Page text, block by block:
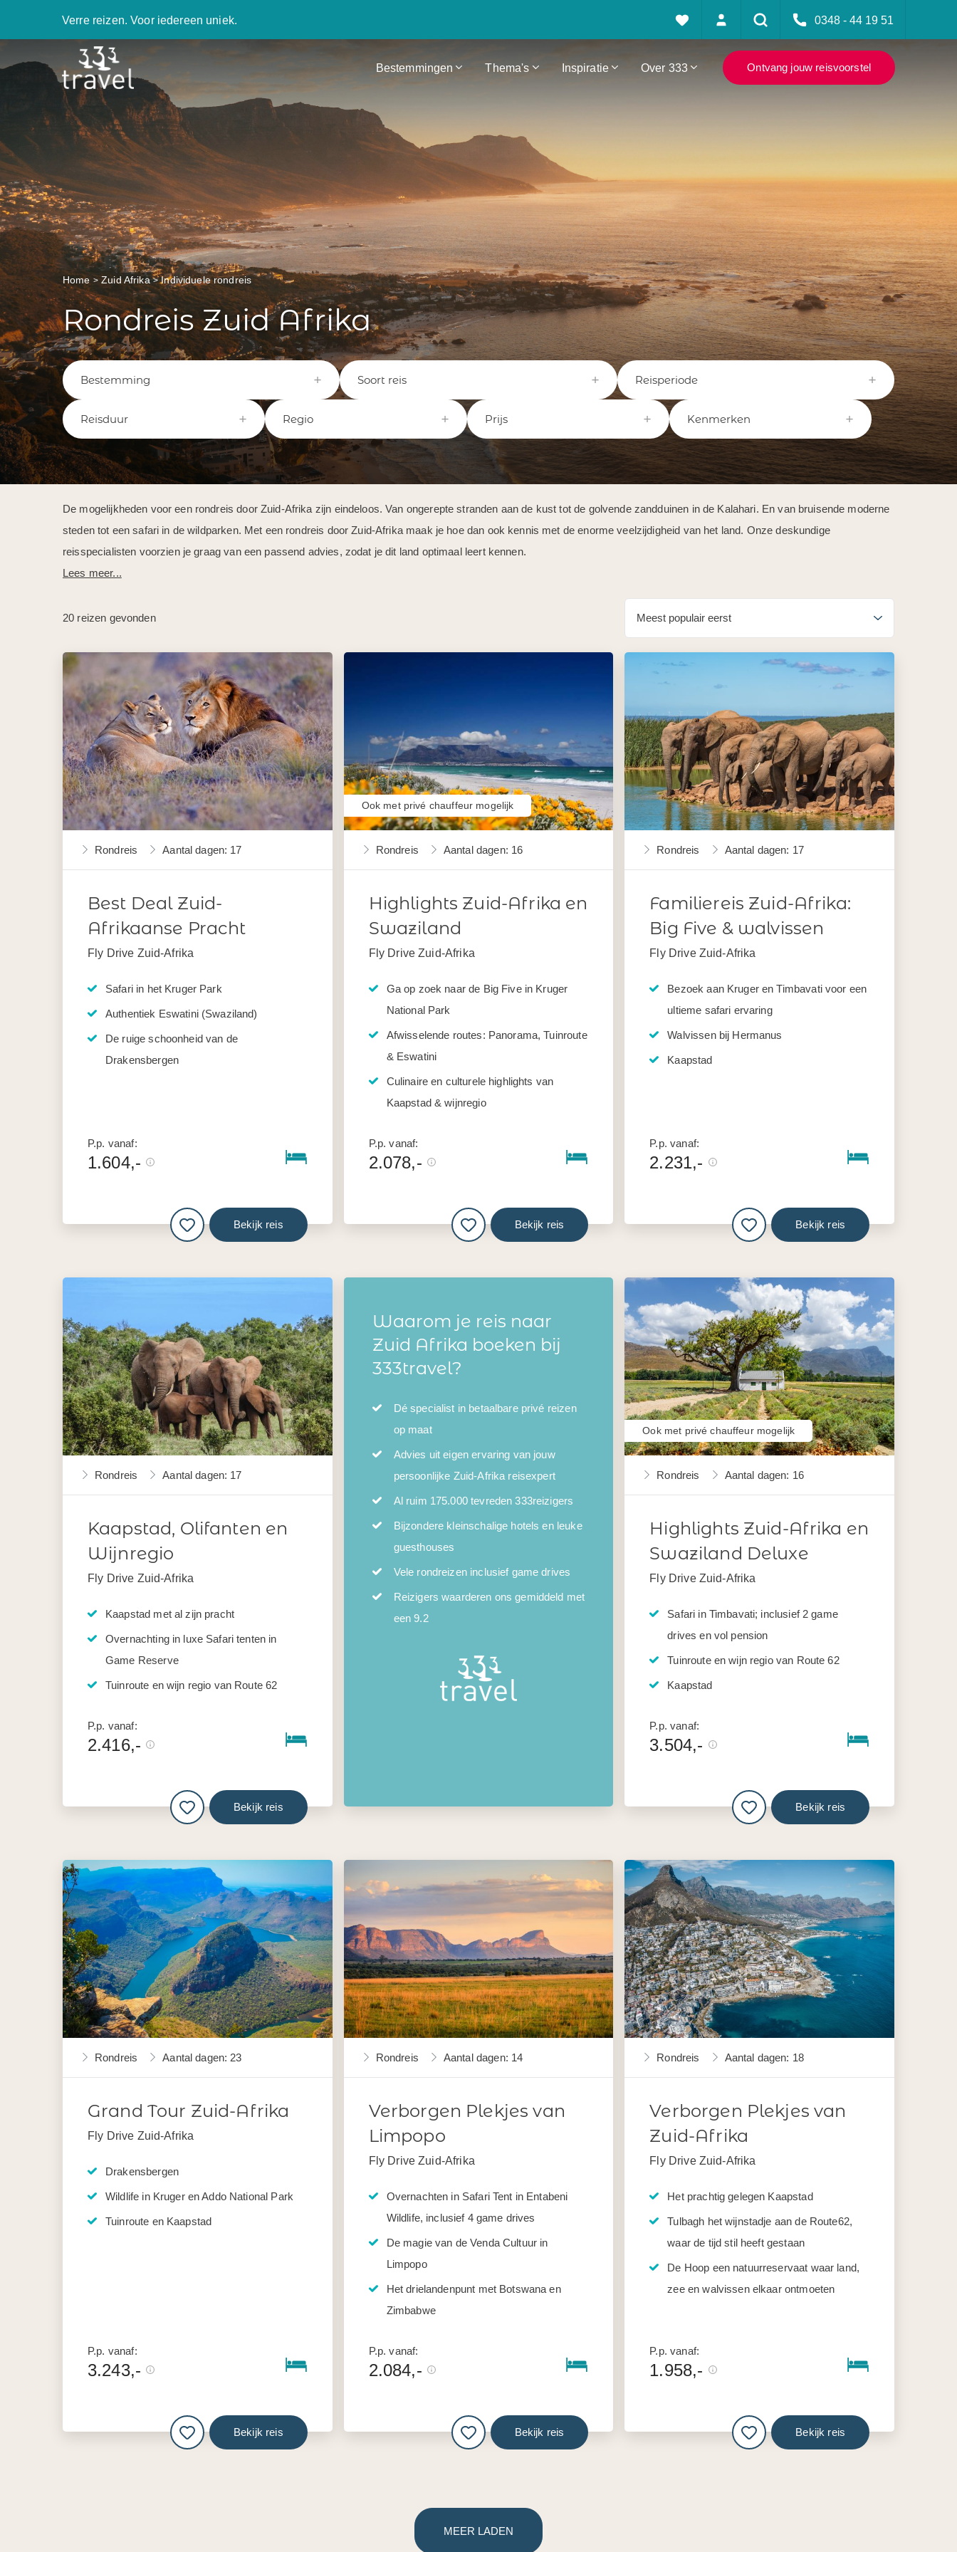
Verre reizen. Voor iedereen uniek. 0348 - 44 19 51
Bestemmingen Thema's Inspiratie Over 333 Ontvang jouw reisvoorstel
Home Zuid Afrika Individuele rondreis
Rondreis Zuid Afrika
Bestemming Soort reis Reisperiode
Reisduur Regio Prijs Kenmerken
De mogelijkheden voor een rondreis door Zuid-Afrika zijn eindeloos. Van ongerepte stranden aan de kust tot de golvende zandduinen in de Kalahari. En van bruisende moderne
steden tot een safari in de wildparken. Met een rondreis door Zuid-Afrika maak je hoe dan ook kennis met de enorme veelzijdigheid van het land. Onze deskundige
reisspecialisten voorzien je graag van een passend advies, zodat je dit land optimaal leert kennen.
Lees meer...
20 reizen gevonden
Rondreis Aantal dagen: 17
Best Deal Zuid-
Afrikaanse Pracht
Fly Drive Zuid-Afrika
Safari in het Kruger Park
Authentiek Eswatini (Swaziland)
De ruige schoonheid van de
Drakensbergen
P.p. vanaf:
1.604,-
Bekijk reis
Rondreis Aantal dagen: 16
Highlights Zuid-Afrika en
Swaziland
Fly Drive Zuid-Afrika
Ga op zoek naar de Big Five in Kruger
National Park
Afwisselende routes: Panorama, Tuinroute
& Eswatini
Culinaire en culturele highlights van
Kaapstad & wijnregio
Ook met privé chauffeur mogelijk
P.p. vanaf:
2.078,-
Bekijk reis
Rondreis Aantal dagen: 17
Familiereis Zuid-Afrika:
Big Five & walvissen
Fly Drive Zuid-Afrika
Bezoek aan Kruger en Timbavati voor een
ultieme safari ervaring
Walvissen bij Hermanus
Kaapstad
P.p. vanaf:
2.231,-
Bekijk reis
Rondreis Aantal dagen: 17
Kaapstad, Olifanten en
Wijnregio
Fly Drive Zuid-Afrika
Kaapstad met al zijn pracht
Overnachting in luxe Safari tenten in
Game Reserve
Tuinroute en wijn regio van Route 62
P.p. vanaf:
2.416,-
Bekijk reis
Waarom je reis naar
Zuid Afrika boeken bij
333travel?
Dé specialist in betaalbare privé reizen
op maat
Advies uit eigen ervaring van jouw
persoonlijke Zuid-Afrika reisexpert
Al ruim 175.000 tevreden 333reizigers
Bijzondere kleinschalige hotels en leuke
guesthouses
Vele rondreizen inclusief game drives
Reizigers waarderen ons gemiddeld met
een 9.2
Rondreis Aantal dagen: 16
Highlights Zuid-Afrika en
Swaziland Deluxe
Fly Drive Zuid-Afrika
Safari in Timbavati; inclusief 2 game
drives en vol pension
Tuinroute en wijn regio van Route 62
Kaapstad
Ook met privé chauffeur mogelijk
P.p. vanaf:
3.504,-
Bekijk reis
Rondreis Aantal dagen: 23
Grand Tour Zuid-Afrika
Fly Drive Zuid-Afrika
Drakensbergen
Wildlife in Kruger en Addo National Park
Tuinroute en Kaapstad
P.p. vanaf:
3.243,-
Bekijk reis
Rondreis Aantal dagen: 14
Verborgen Plekjes van
Limpopo
Fly Drive Zuid-Afrika
Overnachten in Safari Tent in Entabeni
Wildlife, inclusief 4 game drives
De magie van de Venda Cultuur in
Limpopo
Het drielandenpunt met Botswana en
Zimbabwe
P.p. vanaf:
2.084,-
Bekijk reis
Rondreis Aantal dagen: 18
Verborgen Plekjes van
Zuid-Afrika
Fly Drive Zuid-Afrika
Het prachtig gelegen Kaapstad
Tulbagh het wijnstadje aan de Route62,
waar de tijd stil heeft gestaan
De Hoop een natuurreservaat waar land,
zee en walvissen elkaar ontmoeten
P.p. vanaf:
1.958,-
Bekijk reis
MEER LADEN